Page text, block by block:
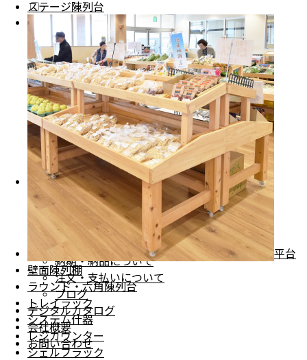
納入事例
納入事例・地域別一覧
納入場所・地域別一覧
店舗別納入事例
道の駅・直売所
おみやげ
販売店・イベント
飲食料品店
インフォメーション
よくある質問
FAXでのお見積り・ご注文
製品について
納期・納品について
注文・支払いについて
ブログ
デジタルカタログ
会社概要
お問い合わせ
ステージ陳列台
平台
壁面陳列棚
ラウンド・六角陳列台
トレイラック
システム什器
レジカウンター
シェルフラック